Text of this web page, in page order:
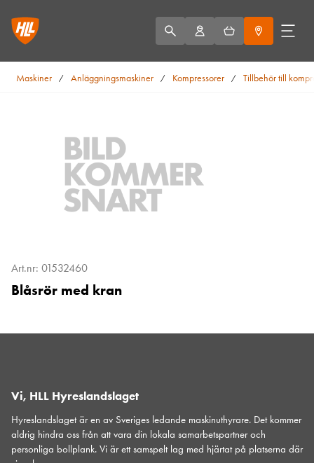
Maskiner / Anläggningsmaskiner / Kompressorer / Tillbehör till
Art.nr: 01532460
Blåsrör med kran
Vi, HLL Hyreslandslaget
Hyreslandslaget är en av Sveriges ledande maskinuthyrare. Det kommer
aldrig hindra oss från att vara din lokala samarbetspartner och
personliga bollplank. Vi är ett samspelt lag med hjärtat på platserna där